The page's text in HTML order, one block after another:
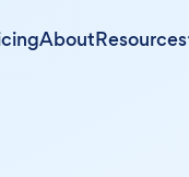
AboutResources